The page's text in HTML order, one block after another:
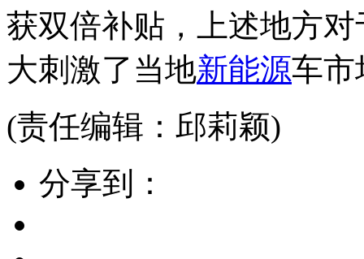
获双倍补贴，上述地方对
大刺激了当地新能源车市
(责任编辑：邱莉颖)
分享到：